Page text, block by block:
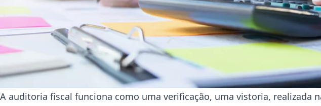
A auditoria fiscal funciona como uma verificação, uma vistoria, realizada